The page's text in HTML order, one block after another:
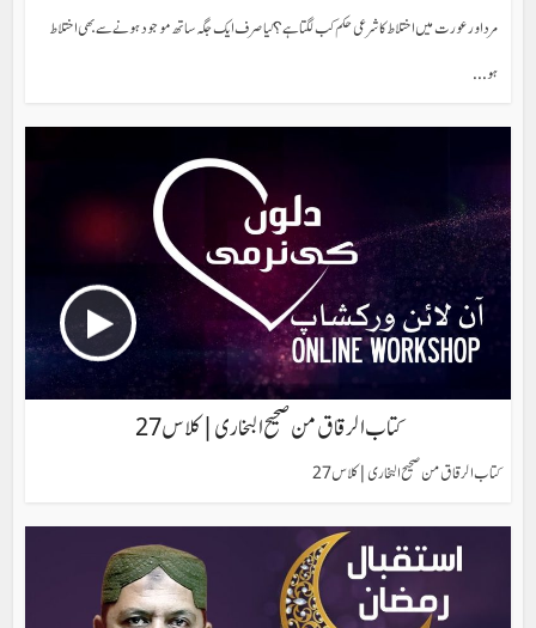
مرد اور عورت میں اختلاط کا شرعی حکم کب لگتا ہے؟ کیا صرف ایک جگہ ساتھ موجود ہونے سے بھی اختلاط
ہو...
کتاب الرقاق من صحیح البخاری| کلاس 27
کتاب الرقاق من صحیح البخاری| کلاس 27